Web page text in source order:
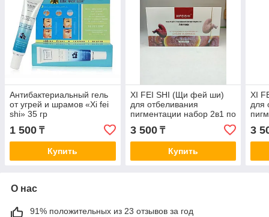
Антибактериальный гель
от угрей и шрамов «Xi fei
shi» 35 гр
1 500 ₸
Купить
XI FEI SHI (Щи фей ши)
для отбеливания
пигментации набор 2в1 по
уходу за лицом с линчжи
для женщин
3 500₸
Купить
XI
для
3
О нас
91% положительных из 23 отзывов за год